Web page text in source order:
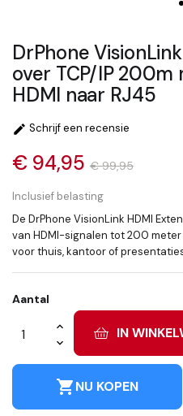
DrPhone
over TCP/IP 200m
HDMI naar RJ45
 Schrijf een recensie
€ 94,95 € 99,95
Inclusief belasting
De DrPhone VisionLink HDMI
van HDMI-signalen tot 200
voor thuis, kantoor of
Aantal
IN
shopping_cartNU KOPEN